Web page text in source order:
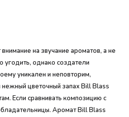
на звучание ароматов, а не
однако создатели
уникален и неповторим,
цветочный запах Bill Blass
Если сравнивать композицию с
Аромат Bill Blass